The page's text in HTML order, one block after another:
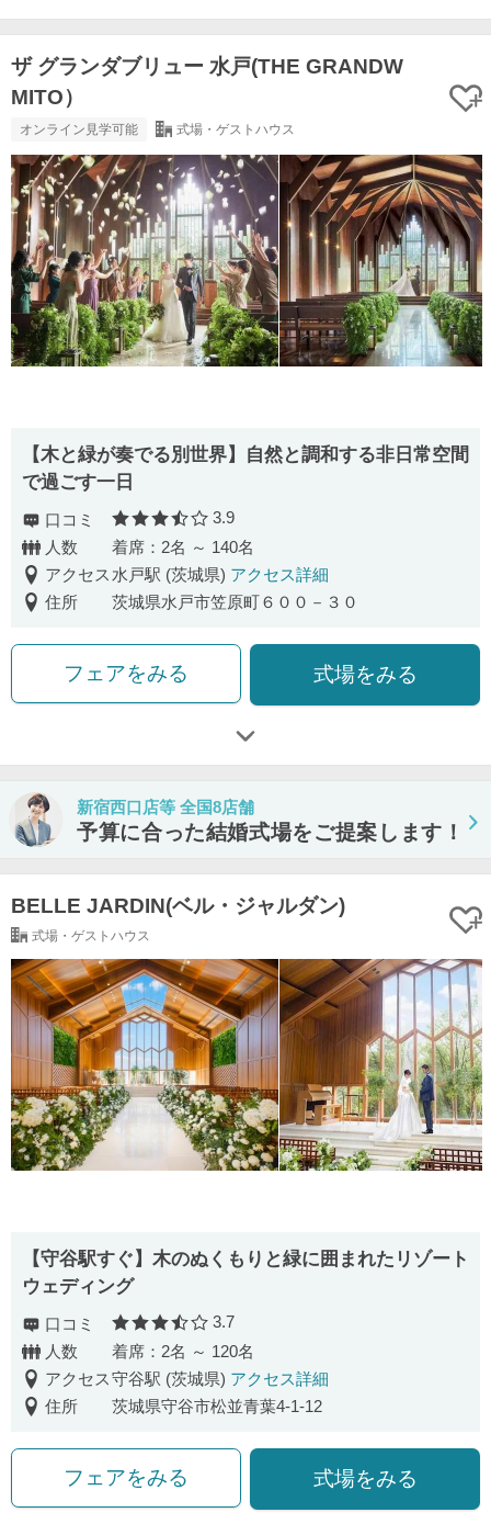
ザ グランダブリュー 水戸(THE GRANDW
MITO）
オンライン見学可能 式場・ゲストハウス
【木と緑が奏でる別世界】自然と調和する非日常空間
で過ごす一日
口コミ 口コミ評価
3.9
人数
着席：2名 ～ 140名
アクセス 水戸駅 (茨城県) アクセス詳細
住所
茨城県水戸市笠原町６００－３０
フェアをみる 式場をみる
新宿西口店等 全国8店舗
予算に合った結婚式場をご提案します！
BELLE JARDIN(ベル・ジャルダン)
式場・ゲストハウス
【守谷駅すぐ】木のぬくもりと緑に囲まれたリゾート
ウェディング
口コミ 口コミ評価
3.7
人数
着席：2名 ～ 120名
アクセス守谷駅 (茨城県) アクセス詳細
住所
茨城県守谷市松並青葉4-1-12
フェアをみる 式場をみる